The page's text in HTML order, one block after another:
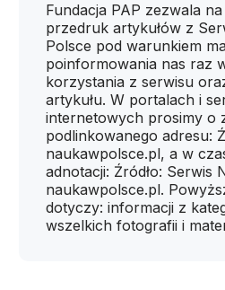
Fundacja PAP zezwala
przedruk artykułów z
Polsce pod warunkiem
poinformowania nas raz
korzystania z serwisu
artykułu. W portalach i
internetowych prosimy o
podlinkowanego adresu:
naukawpolsce.pl, a w
adnotacji: Źródło: Serwis
naukawpolsce.pl.
dotyczy: informacji z
wszelkich fotografii i